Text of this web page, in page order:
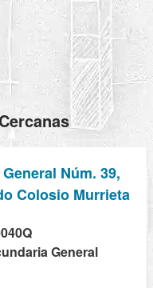
Núm. 39,
Colosio Murrieta
General